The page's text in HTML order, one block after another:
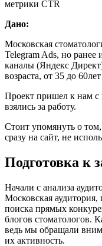
Дано:
Московская
Telegram Ads, но ранее
каналы (Яндекс
возраста, от 35 до
Проект пришел к нам с
взялись за работу.
Стоит упомянуть о
сразу на сайт, не
Подготовка к
Начали с анализа
Московская
поиска прямых
блогов стоматологов.
ведь мы обращали
их активность.